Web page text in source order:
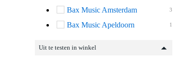
3
Bax Music Amsterdam
1
Bax Music Apeldoorn
Uit te testen in winkel